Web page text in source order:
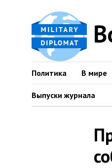
Политика В мире
Выпуски журнала